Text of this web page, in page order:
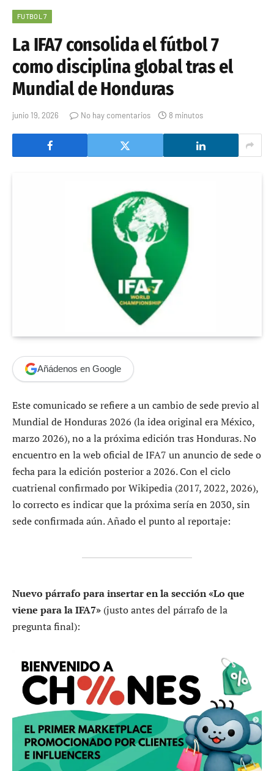
FUTBOL 7
La IFA7 consolida el fútbol 7
como disciplina global tras el
Mundial de Honduras
junio 19, 2026 No hay comentarios 8 minutos
Añádenos en Google
Este comunicado se refiere a un cambio de sede previo al
Mundial de Honduras 2026 (la idea original era México,
marzo 2026), no a la próxima edición tras Honduras. No
encuentro en la web oficial de IFA7 un anuncio de sede o
fecha para la edición posterior a 2026. Con el ciclo
cuatrienal confirmado por Wikipedia (2017, 2022, 2026),
lo correcto es indicar que la próxima sería en 2030, sin
sede confirmada aún. Añado el punto al reportaje:
Nuevo párrafo para insertar en la sección «Lo que
viene para la IFA7» (justo antes del párrafo de la
pregunta final):